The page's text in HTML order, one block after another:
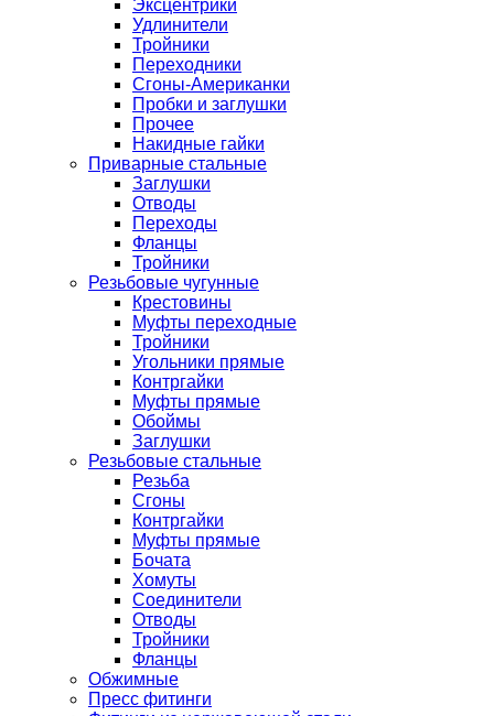
Эксцентрики
Удлинители
Тройники
Переходники
Сгоны-Американки
Пробки и заглушки
Прочее
Накидные гайки
Приварные стальные
Заглушки
Отводы
Переходы
Фланцы
Тройники
Резьбовые чугунные
Крестовины
Муфты переходные
Тройники
Угольники прямые
Контргайки
Муфты прямые
Обоймы
Заглушки
Резьбовые стальные
Резьба
Сгоны
Контргайки
Муфты прямые
Бочата
Хомуты
Соединители
Отводы
Тройники
Фланцы
Обжимные
Пресс фитинги